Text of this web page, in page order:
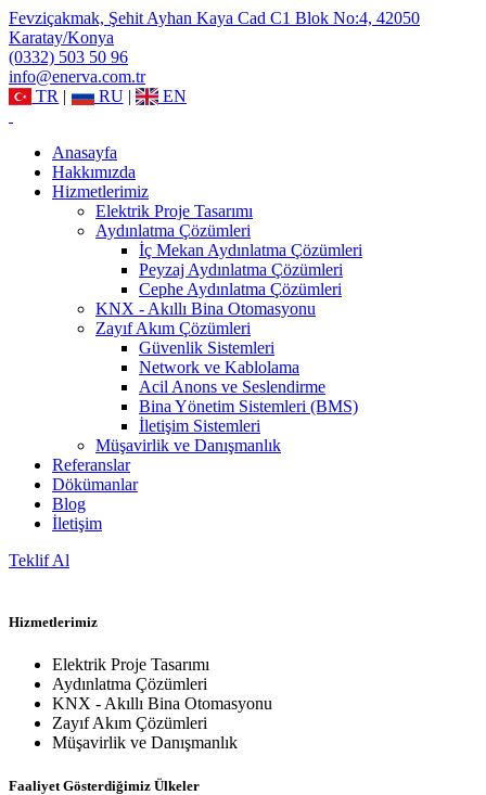
Fevziçakmak, Şehit Ayhan Kaya Cad C1 Blok No:4, 42050
Karatay/Konya
(0332) 503 50 96
info@enerva.com.tr
TR | RU | EN
Anasayfa
Hakkımızda
Hizmetlerimiz
Elektrik Proje Tasarımı
Aydınlatma Çözümleri
İç Mekan Aydınlatma Çözümleri
Peyzaj Aydınlatma Çözümleri
Cephe Aydınlatma Çözümleri
KNX - Akıllı Bina Otomasyonu
Zayıf Akım Çözümleri
Güvenlik Sistemleri
Network ve Kablolama
Acil Anons ve Seslendirme
Bina Yönetim Sistemleri (BMS)
İletişim Sistemleri
Müşavirlik ve Danışmanlık
Referanslar
Dökümanlar
Blog
İletişim
Teklif Al
Hizmetlerimiz
Elektrik Proje Tasarımı
Aydınlatma Çözümleri
KNX - Akıllı Bina Otomasyonu
Zayıf Akım Çözümleri
Müşavirlik ve Danışmanlık
Faaliyet Gösterdiğimiz Ülkeler